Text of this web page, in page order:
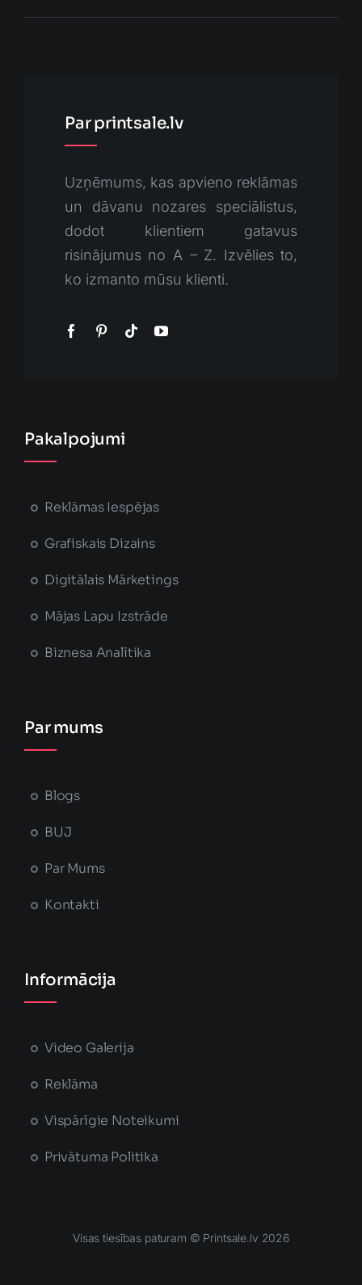
Par printsale.lv
Uzņēmums, kas apvieno reklāmas
un dāvanu nozares speciālistus,
dodot klientiem gatavus
risinājumus no A – Z. Izvēlies to,
ko izmanto mūsu klienti.
Pakalpojumi
Reklāmas Iespējas
Grafiskais Dizains
Digitālais Mārketings
Mājas Lapu Izstrāde
Biznesa Analītika
Par mums
Blogs
BUJ
Par Mums
Kontakti
Informācija
Video Galerija
Reklāma
Vispārīgie Noteikumi
Privātuma Politika
Visas tiesības paturam © Printsale.lv 2026